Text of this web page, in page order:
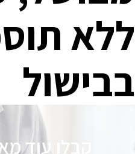
ללא
בבישול
קבלו עוד